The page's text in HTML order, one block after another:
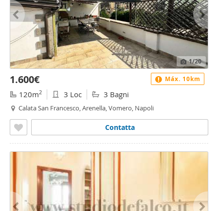
1/20
1.600€
120m2 3 Loc 3 Bagni
Calata San Francesco, Arenella, Vomero, Napoli
Contatta
Máx. 10km